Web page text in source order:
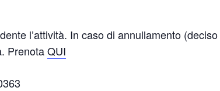
l’attività. In caso di annullamento
PrenotaQUI